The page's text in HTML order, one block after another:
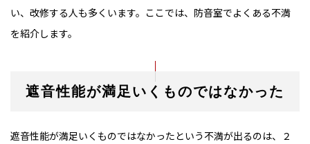
い、改修する人も多くいます。ここでは、防音室でよくある不満
を紹介します。
遮音性能が満足いくものではなかった
遮音性能が満足いくものではなかったという不満が出るのは、２